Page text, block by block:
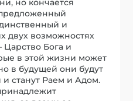
но кончается
и
двух возможностях
Бога и
в этой жизни может
в будущей они будут
станут Раем и Адом.